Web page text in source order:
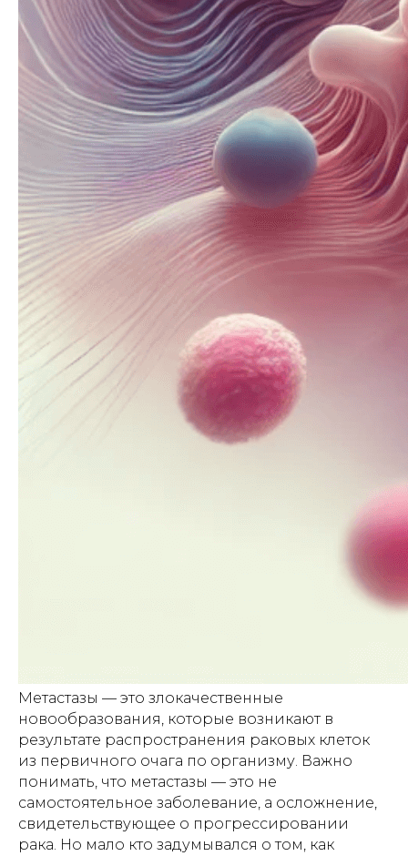
Метастазы — это злокачественные
новообразования, которые возникают в
результате распространения раковых клеток
из первичного очага по организму. Важно
понимать, что метастазы — это не
самостоятельное заболевание, а осложнение,
свидетельствующее о прогрессировании
рака. Но мало кто задумывался о том, как